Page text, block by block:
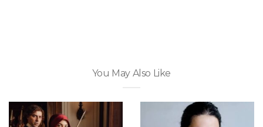
You May Also Like